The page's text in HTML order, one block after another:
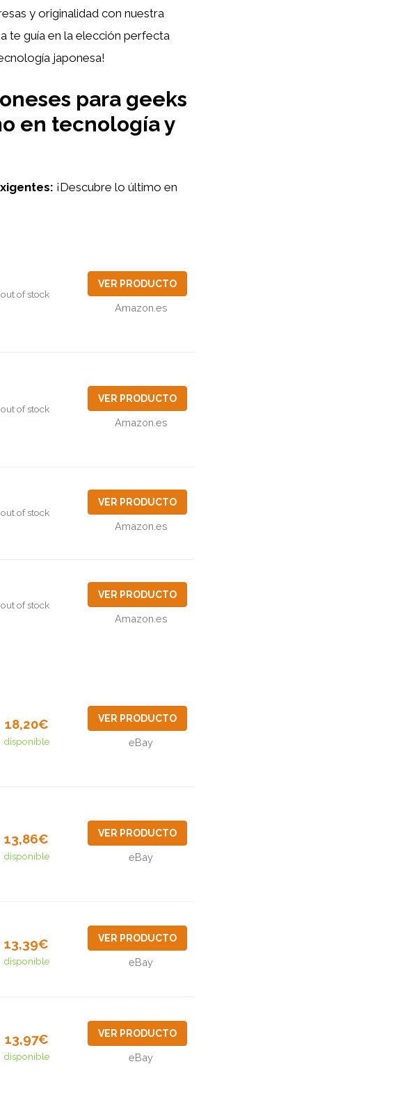
y originalidad con nuestra
te guía en la elección perfecta
japonesa!
para geeks
en tecnología y
¡Descubre lo último en
out of stock
VER PRODUCTO
Amazon.es
out of stock
VER PRODUCTO
Amazon.es
out of stock
VER PRODUCTO
Amazon.es
out of stock
VER PRODUCTO
Amazon.es
18,20€
disponible
VER PRODUCTO
eBay
13,86€
disponible
VER PRODUCTO
eBay
13,39€
disponible
VER PRODUCTO
eBay
13,97€
disponible
VER PRODUCTO
eBay